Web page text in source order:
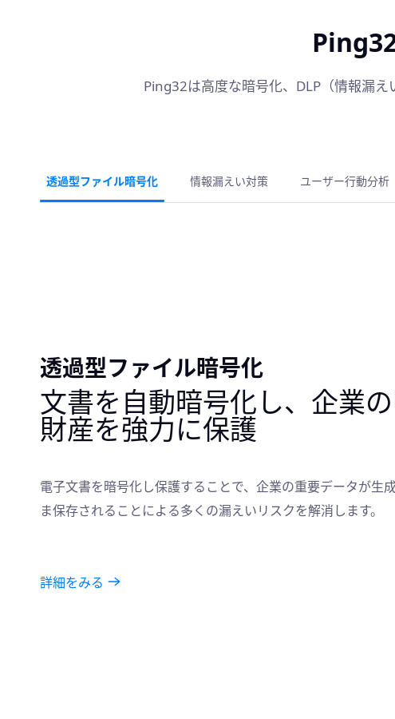
Ping32は高度な暗号化、DLP（情報漏え
透過型ファイル暗号化 情報漏えい対策 ユーザー行動分析
透過型ファイル暗号化
文書を自動暗号化し、企業
財産を強力に保護
電子文書を暗号化し保護することで、企業の重要データが生
ま保存されることによる多くの漏えいリスクを解消します。
詳細をみる